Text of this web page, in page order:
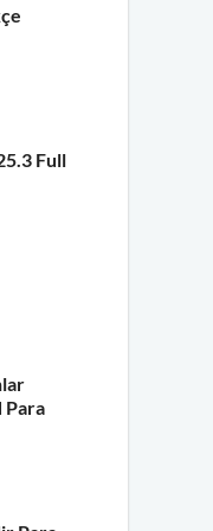
Full
Para